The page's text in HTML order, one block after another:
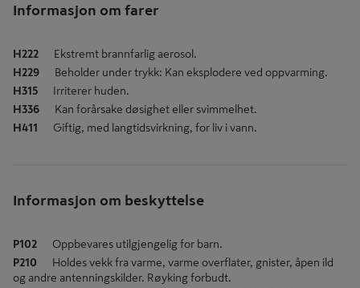
Informasjon om farer
H222
Ekstremt brannfarlig aerosol.
H229
Beholder under trykk: Kan eksplodere ved oppvarming.
H315
Irriterer huden.
H336
Kan forårsake døsighet eller svimmelhet.
H411
Giftig, med langtidsvirkning, for liv i vann.
Informasjon om beskyttelse
P102
Oppbevares utilgjengelig for barn.
P210
Holdes vekk fra varme, varme overflater, gnister, åpen ild
og andre antenningskilder. Røyking forbudt.